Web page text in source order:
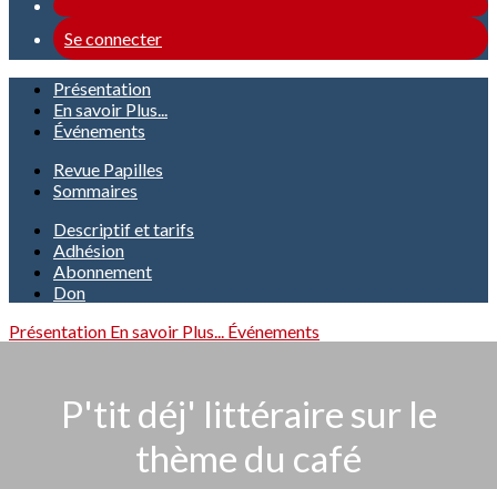
Se connecter
Présentation
En savoir Plus...
Événements
Revue Papilles
Sommaires
Descriptif et tarifs
Adhésion
Abonnement
Don
Présentation En savoir Plus... Événements
P'tit déj' littéraire sur le
thème du café